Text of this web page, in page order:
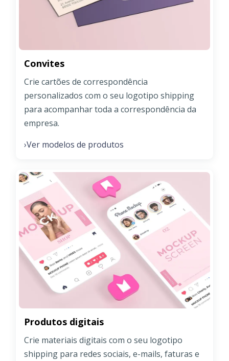
Convites
Crie cartões de correspondência
personalizados com o seu logotipo shipping
para acompanhar toda a correspondência da
empresa.
›Ver modelos de produtos
Produtos digitais
Crie materiais digitais com o seu logotipo
shipping para redes sociais, e-mails, faturas e